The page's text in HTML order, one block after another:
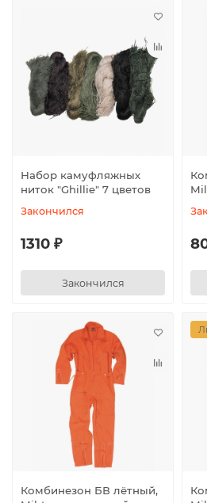
Набор камуфляжных
ниток "Ghillie" 7 цветов
Закончился
1310 ₽
Закончился
Комбинезон БВ лётный,